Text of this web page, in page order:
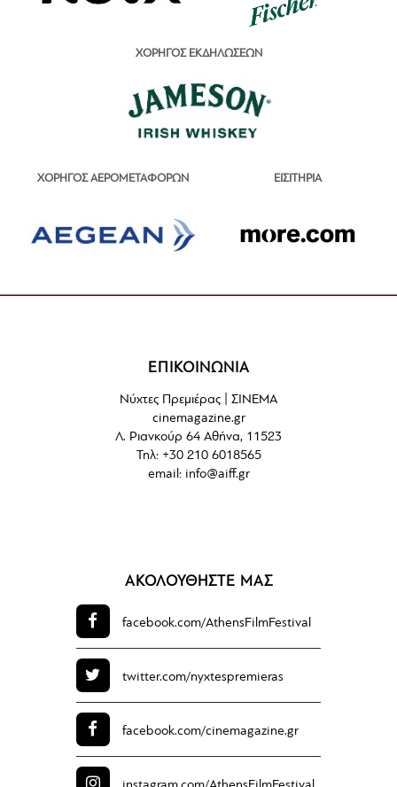
ΧΟΡΗΓΟΣ ΕΚΔΗΛΩΣΕΩΝ
ΧΟΡΗΓΟΣ ΑΕΡΟΜΕΤΑΦΟΡΩΝ ΕΙΣΙΤΗΡΙΑ
ΕΠΙΚΟΙΝΩΝΙΑ
Νύχτες Πρεμιέρας | ΣΙΝΕΜΑ
cinemagazine.gr
Λ. Ριανκούρ 64 Αθήνα, 11523
Τηλ: +30 210 6018565
email: info@aiff.gr
ΑΚΟΛΟΥΘΗΣΤΕ ΜΑΣ
facebook.com/AthensFilmFestival
twitter.com/nyxtespremieras
facebook.com/cinemagazine.gr